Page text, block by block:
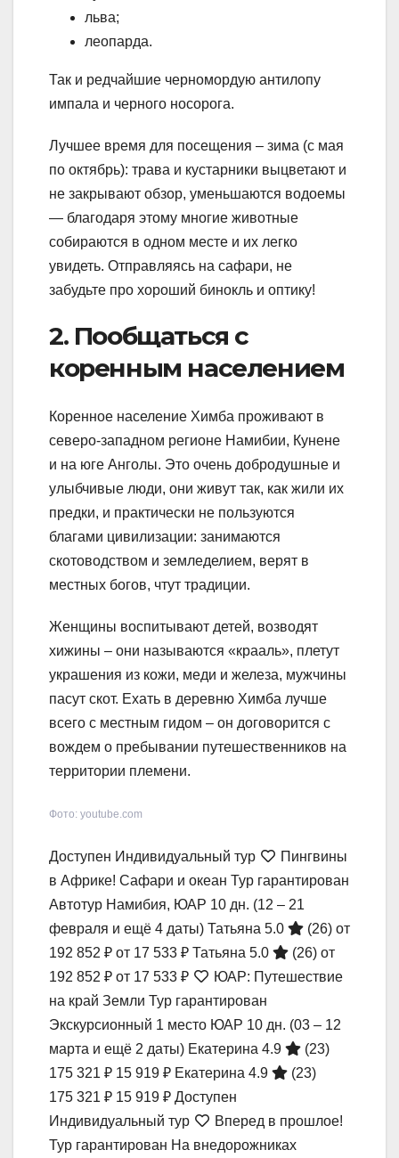
льва;
леопарда.
Так и редчайшие черномордую антилопу
импала и черного носорога.
Лучшее время для посещения – зима (с мая
по октябрь): трава и кустарники выцветают и
не закрывают обзор, уменьшаются водоемы
— благодаря этому многие животные
собираются в одном месте и их легко
увидеть. Отправляясь на сафари, не
забудьте про хороший бинокль и оптику!
2. Пообщаться с
коренным населением
Коренное население Химба проживают в
северо-западном регионе Намибии, Кунене
и на юге Анголы. Это очень добродушные и
улыбчивые люди, они живут так, как жили их
предки, и практически не пользуются
благами цивилизации: занимаются
скотоводством и земледелием, верят в
местных богов, чтут традиции.
Женщины воспитывают детей, возводят
хижины – они называются «крааль», плетут
украшения из кожи, меди и железа, мужчины
пасут скот. Ехать в деревню Химба лучше
всего с местным гидом – он договорится с
вождем о пребывании путешественников на
территории племени.
Фото: youtube.com
Доступен Индивидуальный тур
Пингвины
в Африке! Сафари и океан Тур гарантирован
Автотур Намибия, ЮАР 10 дн. (12 – 21
февраля и ещё 4 даты) Татьяна 5.0 (26) от
192 852 ₽ от 17 533 ₽ Татьяна 5.0 (26) от
192 852 ₽ от 17 533 ₽
ЮАР: Путешествие
на край Земли Тур гарантирован
Экскурсионный 1 место ЮАР 10 дн. (03 – 12
марта и ещё 2 даты) Екатерина 4.9
(23)
175 321 ₽ 15 919 ₽ Екатерина 4.9
(23)
175 321 ₽ 15 919 ₽ Доступен
Индивидуальный тур
Вперед в прошлое!
Тур гарантирован На внедорожниках